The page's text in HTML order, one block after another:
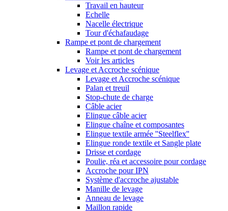
Travail en hauteur
Echelle
Nacelle électrique
Tour d'échafaudage
Rampe et pont de chargement
Rampe et pont de chargement
Voir les articles
Levage et Accroche scénique
Levage et Accroche scénique
Palan et treuil
Stop-chute de charge
Câble acier
Elingue câble acier
Elingue chaîne et composantes
Elingue textile armée ''Steelflex''
Elingue ronde textile et Sangle plate
Drisse et cordage
Poulie, réa et accessoire pour cordage
Accroche pour IPN
Système d'accroche ajustable
Manille de levage
Anneau de levage
Maillon rapide